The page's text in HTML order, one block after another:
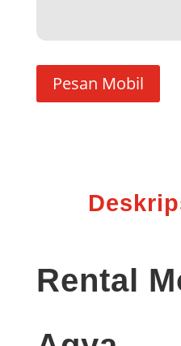
Pesan Mobil
Rental